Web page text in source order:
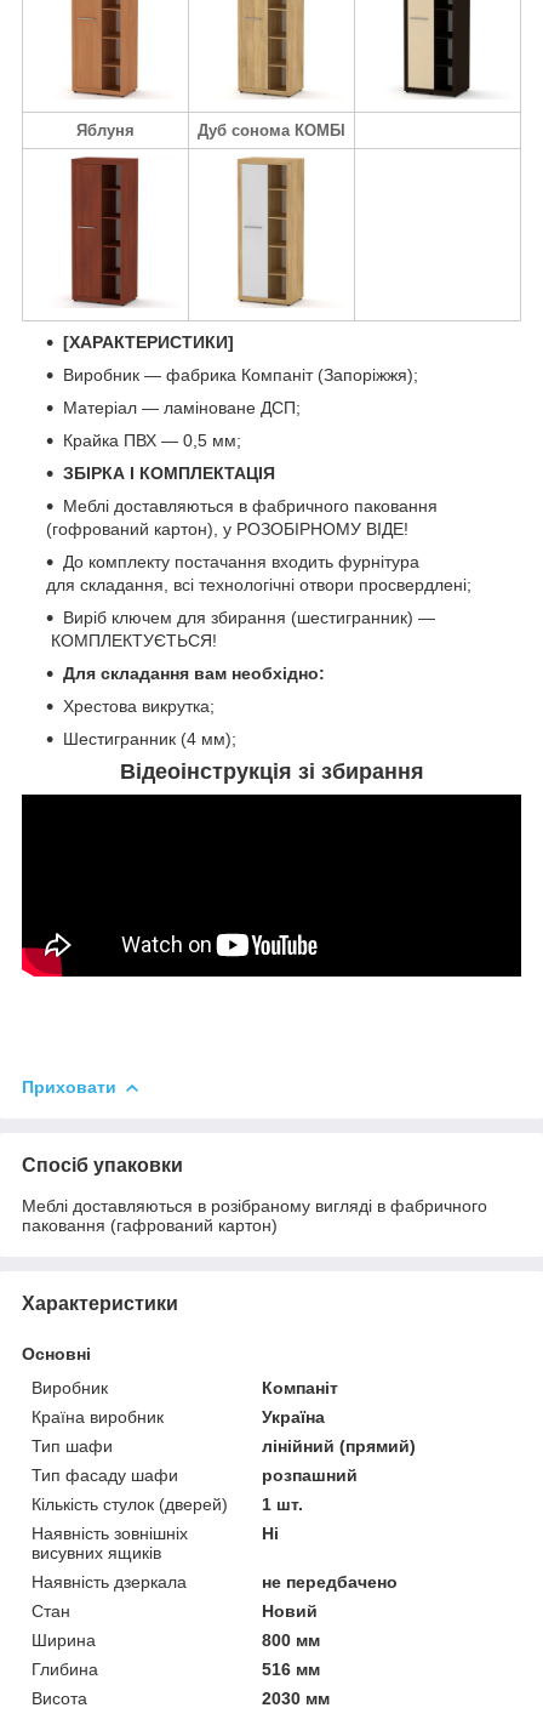
Яблуня Дуб сонома КОМБІ
[ХАРАКТЕРИСТИКИ]
Виробник — фабрика Компаніт (Запоріжжя);
Матеріал — ламіноване ДСП;
Крайка ПВХ — 0,5 мм;
ЗБІРКА І КОМПЛЕКТАЦІЯ
Меблі доставляються в фабричного паковання
(гофрований картон), у РОЗОБІРНОМУ ВІДЕ!
До комплекту постачання входить фурнітура
для складання, всі технологічні отвори просвердлені;
Виріб ключем для збирання (шестигранник) —
КОМПЛЕКТУЄТЬСЯ!
Для складання вам необхідно:
Хрестова викрутка;
Шестигранник (4 мм);
Відеоінструкція зі збирання
Приховати
Спосіб упаковки
Меблі доставляються в розібраному вигляді в фабричного
паковання (гафрований картон)
Характеристики
Основні
Виробник
Компаніт
Країна виробник
Україна
Тип шафи
лінійний (прямий)
Тип фасаду шафи
розпашний
Кількість стулок (дверей)
1 шт.
Наявність зовнішніх
висувних ящиків
Ні
Наявність дзеркала
не передбачено
Стан
Новий
Ширина
800 мм
Глибина
516 мм
Висота
2030 мм